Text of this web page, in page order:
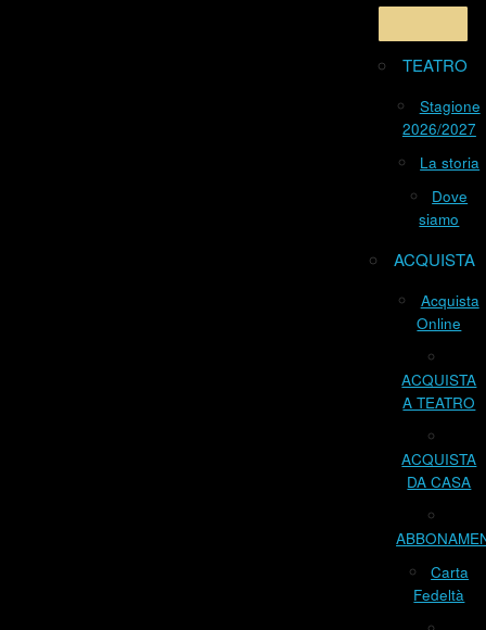
TEATRO
Stagione
2026/2027
La storia
Dove
siamo
ACQUISTA
Acquista
Online
ACQUISTA
A TEATRO
ACQUISTA
DA CASA
Carta
Fedeltà